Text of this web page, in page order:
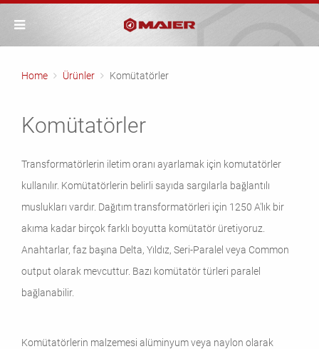
Home Ürünler Komütatörler
Komütatörler
Transformatörlerin iletim oranı ayarlamak için komutatörler
kullanılır. Komütatörlerin belirli sayıda sargılarla bağlantılı
muslukları vardır. Dağıtım transformatörleri için 1250 A'lık bir
akıma kadar birçok farklı boyutta komütatör üretiyoruz.
Anahtarlar, faz başına Delta, Yıldız, Seri-Paralel veya Common
output olarak mevcuttur. Bazı komütatör türleri paralel
bağlanabilir.
Komütatörlerin malzemesi alüminyum veya naylon olarak